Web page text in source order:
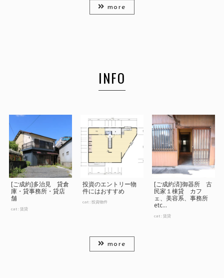
more
INFO
[ご成約]多治見 貸倉
庫・貸事務所・貸店
舗
cat :賃貸
投資のエントリー物
件にはおすすめ
cat :投資物件
[ご成約済]御器所 古
民家１棟貸 カフ
ェ、美容系、事務所
etc...
cat :賃貸
more